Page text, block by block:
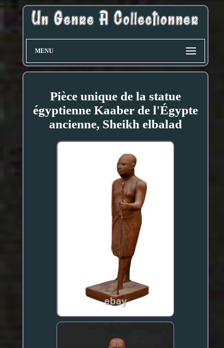
MENU
Pièce unique de la statue
égyptienne Kaaber de l'Égypte
ancienne, Sheikh elbalad